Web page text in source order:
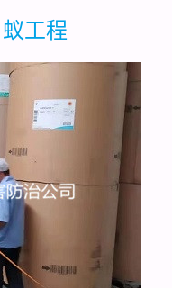
工程